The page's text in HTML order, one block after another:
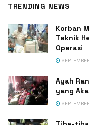
TRENDING NEWS
Korban
Teknik
Operasi
Ayah
yang